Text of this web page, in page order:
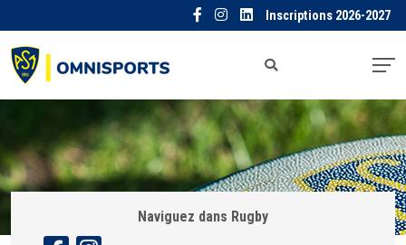
Inscriptions 2026-2027
Naviguez dans Rugby